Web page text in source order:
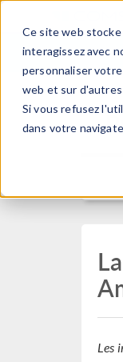
Ce site web
interagissez avec
personnaliser
web et sur
Si vous refusez
dans votre
Les